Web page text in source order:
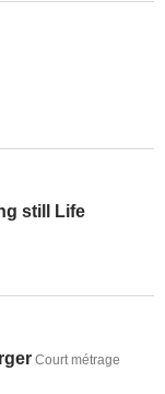
still Life
Court métrage